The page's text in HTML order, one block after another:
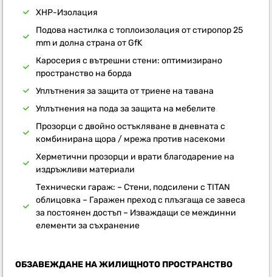
XHP-Изолация
Подова настилка с топлоизолация от стиропор 25
mm и долна страна от GfK
Каросерия с вътрешни стени: оптимизирано
пространство на борда
Уплътнения за защита от триене на тавана
Уплътнения на пода за защита на мебелите
Прозорци с двойно остъкляване в дневната с
комбинирана щора / мрежа против насекоми
Херметични прозорци и врати благодарение на
издръжливи материали
Технически гараж: – Стени, подсилени с TITAN
облицовка – Гаражен преход с плъзгаща се завеса
за постоянен достъп – Изваждащи се междинни
елементи за съхранение
ОБЗАВЕЖДАНЕ НА ЖИЛИЩНОТО ПРОСТРАНСТВО